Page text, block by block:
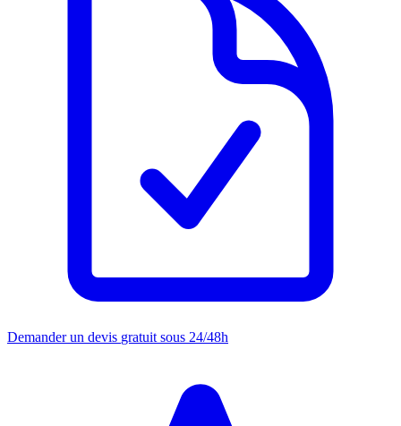
Demander un devis gratuit sous 24/48h